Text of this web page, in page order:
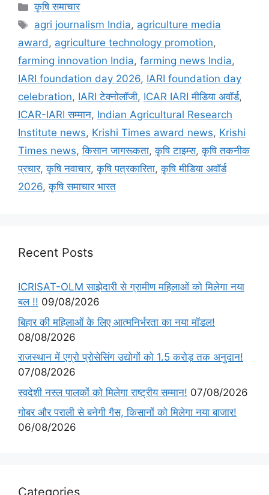
कृषि समाचार
agri journalism India, agriculture media
award, agriculture technology promotion,
farming innovation India, farming news India,
IARI foundation day 2026, IARI foundation day
celebration, IARI टेक्नोलॉजी, ICAR IARI मीडिया अवॉर्ड,
ICAR-IARI सम्मान, Indian Agricultural Research
Institute news, Krishi Times award news, Krishi
Times news,किसान जागरूकता,कृषि टाइम्स,कृषि तकनीक
प्रचार,कृषि नवाचार,कृषि पत्रकारिता,कृषि मीडिया अवॉर्ड
2026,कृषि समाचार भारत
Recent Posts
ICRISAT-OLM साझेदारी से ग्रामीण महिलाओं को मिलेगा नया
बल !! 09/08/2026
बिहार की महिलाओं के लिए आत्मनिर्भरता का नया मॉडल!
08/08/2026
राजस्थान में एग्रो प्रोसेसिंग उद्योगों को 1.5 करोड़ तक अनुदान!
07/08/2026
स्वदेशी नस्ल पालकों को मिलेगा राष्ट्रीय सम्मान! 07/08/2026
गोबर और पराली से बनेगी गैस, किसानों को मिलेगा नया बाजार!
06/08/2026